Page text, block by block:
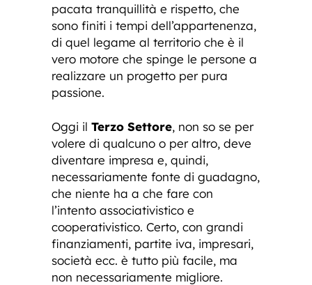
pacata tranquillità e rispetto, che
sono finiti i tempi dell’appartenenza,
di quel legame al territorio che è il
vero motore che spinge le persone a
realizzare un progetto per pura
passione.
Oggi il Terzo Settore, non so se per
volere di qualcuno o per altro, deve
diventare impresa e, quindi,
necessariamente fonte di guadagno,
che niente ha a che fare con
l’intento associativistico e
cooperativistico. Certo, con grandi
finanziamenti, partite iva, impresari,
società ecc. è tutto più facile, ma
non necessariamente migliore.